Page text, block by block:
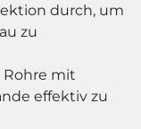
durch, um
zu
mit
effektiv zu